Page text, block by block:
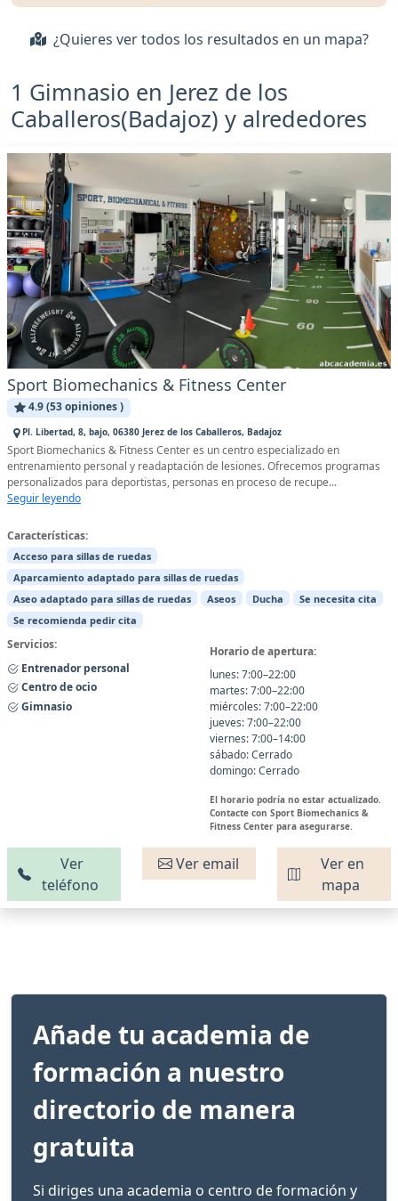
¿Quieres ver todos los resultados en un mapa?
1 Gimnasio en Jerez de los
Caballeros(Badajoz) y alrededores
Sport Biomechanics & Fitness Center
4.9 (53 opiniones )
Pl. Libertad, 8, bajo, 06380 Jerez de los Caballeros, Badajoz
Sport Biomechanics & Fitness Center es un centro especializado en
entrenamiento personal y readaptación de lesiones. Ofrecemos programas
personalizados para deportistas, personas en proceso de recupe...
Seguir leyendo
Características:
Acceso para sillas de ruedas
Aparcamiento adaptado para sillas de ruedas
Aseo adaptado para sillas de ruedas
Aseos Ducha
Se necesita cita
Se recomienda pedir cita
Servicios:
Entrenador personal
Centro de ocio
Gimnasio
Horario de apertura:
lunes: 7:00–22:00
martes: 7:00–22:00
miércoles: 7:00–22:00
jueves: 7:00–22:00
viernes: 7:00–14:00
sábado: Cerrado
domingo: Cerrado
El horario podría no estar actualizado.
Contacte con Sport Biomechanics &
Fitness Center para asegurarse.
Ver
teléfono
Ver email
Ver en
mapa
Añade tu academia de
formación a nuestro
directorio de manera
gratuita
Si diriges una academia o centro de formación y